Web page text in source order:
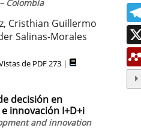
Colombia
Cristhian Guillermo
Salinas-Morales
de PDF 273 |
decisión en
innovación I+D+i
and innovation